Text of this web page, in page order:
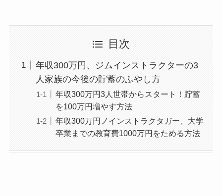
目次
年収300万円、ジムインストラクターの3
人家族の今後の貯蓄のふやし方
年収300万円3人世帯からスタート！貯蓄
を100万円増やす方法
年収300万円ノインストラクタガー、大学
卒業までの教育費1000万円をためる方法